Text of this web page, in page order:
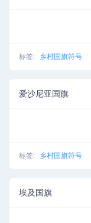
标签: 乡村国旗符号
爱沙尼亚国旗
标签: 乡村国旗符号
埃及国旗